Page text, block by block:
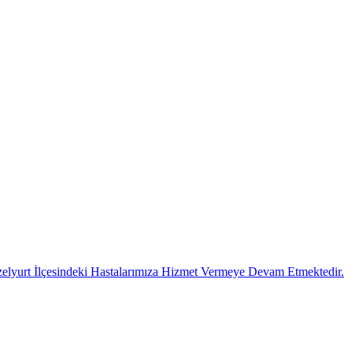
İlçesindeki Hastalarımıza Hizmet Vermeye Devam Etmektedir.